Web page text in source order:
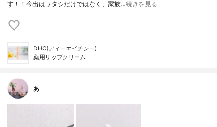
す！！今出はワタシだけではなく、家族…続きを見る
DHC(ディーエイチシー)
薬用リップクリーム
あ